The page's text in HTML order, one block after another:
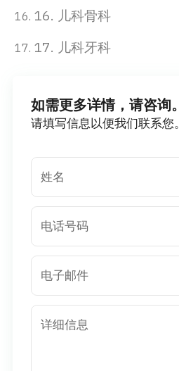
16. 儿科骨科
17. 儿科牙科
如需更多详情，请咨询。
请填写信息以便我们联系您。
姓名
电话号码
电子邮件
详细信息